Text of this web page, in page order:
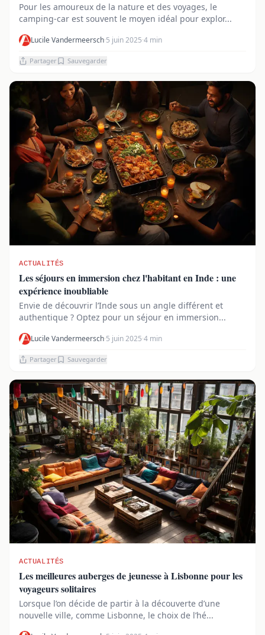
Pour les amoureux de la nature et des voyages, le
camping-car est souvent le moyen idéal pour explor...
Lucile Vandermeersch·5 juin 2025·4 min
Partager Sauvegarder
ACTUALITÉS
Les séjours en immersion chez l'habitant en Inde : une
expérience inoubliable
Envie de découvrir l’Inde sous un angle différent et
authentique ? Optez pour un séjour en immersion...
Lucile Vandermeersch·5 juin 2025·4 min
Partager Sauvegarder
ACTUALITÉS
Les meilleures auberges de jeunesse à Lisbonne pour les
voyageurs solitaires
Lorsque l’on décide de partir à la découverte d’une
nouvelle ville, comme Lisbonne, le choix de l’hé...